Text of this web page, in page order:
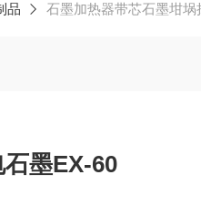
品 石墨加热器带芯石墨坩埚
墨EX-60